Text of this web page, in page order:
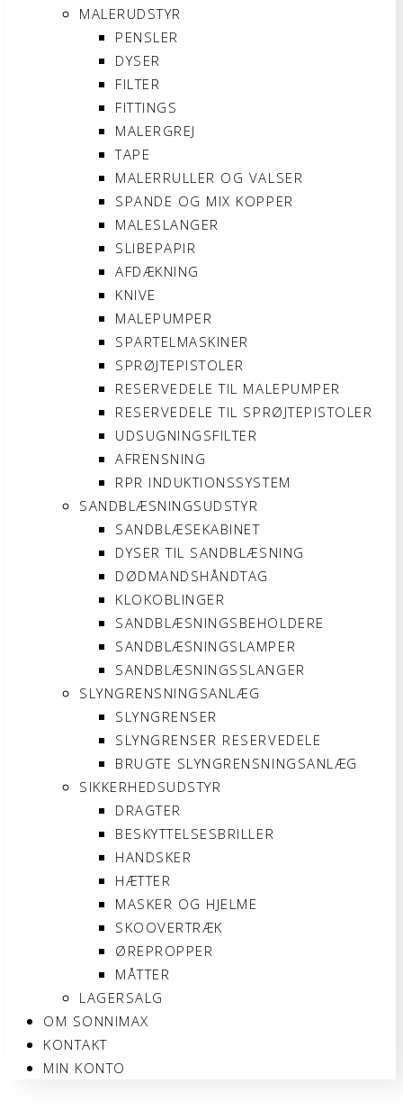
MALERUDSTYR
PENSLER
DYSER
FILTER
FITTINGS
MALERGREJ
TAPE
MALERRULLER OG VALSER
SPANDE OG MIX KOPPER
MALESLANGER
SLIBEPAPIR
AFDÆKNING
KNIVE
MALEPUMPER
SPARTELMASKINER
SPRØJTEPISTOLER
RESERVEDELE TIL MALEPUMPER
RESERVEDELE TIL SPRØJTEPISTOLER
UDSUGNINGSFILTER
AFRENSNING
RPR INDUKTIONSSYSTEM
SANDBLÆSNINGSUDSTYR
SANDBLÆSEKABINET
DYSER TIL SANDBLÆSNING
DØDMANDSHÅNDTAG
KLOKOBLINGER
SANDBLÆSNINGSBEHOLDERE
SANDBLÆSNINGSLAMPER
SANDBLÆSNINGSSLANGER
SLYNGRENSNINGSANLÆG
SLYNGRENSER
SLYNGRENSER RESERVEDELE
BRUGTE SLYNGRENSNINGSANLÆG
SIKKERHEDSUDSTYR
DRAGTER
BESKYTTELSESBRILLER
HANDSKER
HÆTTER
MASKER OG HJELME
SKOOVERTRÆK
ØREPROPPER
MÅTTER
LAGERSALG
OM SONNIMAX
KONTAKT
MIN KONTO